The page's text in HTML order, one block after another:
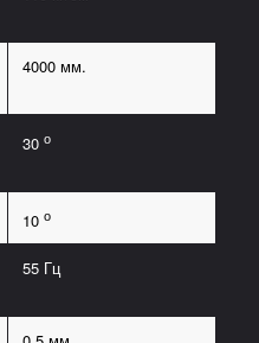
4000 мм.
30 о
10 о
55 Гц